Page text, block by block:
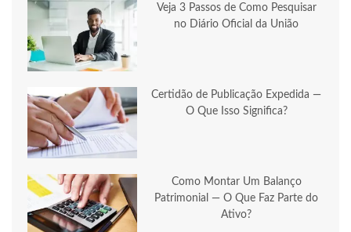
Veja 3 Passos de Como Pesquisar
no Diário Oficial da União
Certidão de Publicação Expedida —
O Que Isso Significa?
Como Montar Um Balanço
Patrimonial — O Que Faz Parte do
Ativo?